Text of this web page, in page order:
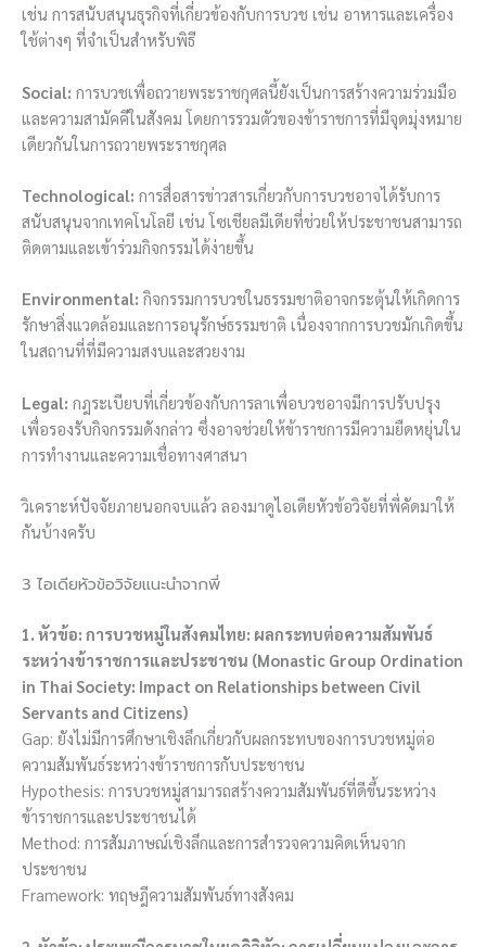
เช่น การสนับสนุนธุรกิจที่เกี่ยวข้องกับการบวช เช่น อาหารและเครื่อง
ใช้ต่างๆ ที่จำเป็นสำหรับพิธี
Social: การบวชเพื่อถวายพระราชกุศลนี้ยังเป็นการสร้างความร่วมมือ
และความสามัคคีในสังคม โดยการรวมตัวของข้าราชการที่มีจุดมุ่งหมาย
เดียวกันในการถวายพระราชกุศล
Technological: การสื่อสารข่าวสารเกี่ยวกับการบวชอาจได้รับการ
สนับสนุนจากเทคโนโลยี เช่น โซเชียลมีเดียที่ช่วยให้ประชาชนสามารถ
ติดตามและเข้าร่วมกิจกรรมได้ง่ายขึ้น
Environmental: กิจกรรมการบวชในธรรมชาติอาจกระตุ้นให้เกิดการ
รักษาสิ่งแวดล้อมและการอนุรักษ์ธรรมชาติ เนื่องจากการบวชมักเกิดขึ้น
ในสถานที่ที่มีความสงบและสวยงาม
Legal: กฎระเบียบที่เกี่ยวข้องกับการลาเพื่อบวชอาจมีการปรับปรุง
เพื่อรองรับกิจกรรมดังกล่าว ซึ่งอาจช่วยให้ข้าราชการมีความยืดหยุ่นใน
การทำงานและความเชื่อทางศาสนา
วิเคราะห์ปัจจัยภายนอกจบแล้ว ลองมาดูไอเดียหัวข้อวิจัยที่พี่คัดมาให้
กันบ้างครับ
3 ไอเดียหัวข้อวิจัยแนะนำจากพี่
1. หัวข้อ: การบวชหมู่ในสังคมไทย: ผลกระทบต่อความสัมพันธ์
ระหว่างข้าราชการและประชาชน (Monastic Group Ordination
in Thai Society: Impact on Relationships between Civil
Servants and Citizens)
Gap: ยังไม่มีการศึกษาเชิงลึกเกี่ยวกับผลกระทบของการบวชหมู่ต่อ
ความสัมพันธ์ระหว่างข้าราชการกับประชาชน
Hypothesis: การบวชหมู่สามารถสร้างความสัมพันธ์ที่ดีขึ้นระหว่าง
ข้าราชการและประชาชนได้
Method: การสัมภาษณ์เชิงลึกและการสำรวจความคิดเห็นจาก
ประชาชน
Framework: ทฤษฎีความสัมพันธ์ทางสังคม